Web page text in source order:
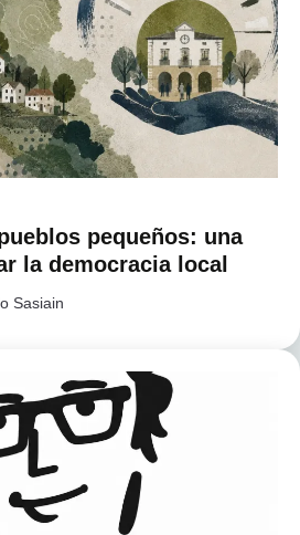
pequeños: una
la democracia local
Sasiain